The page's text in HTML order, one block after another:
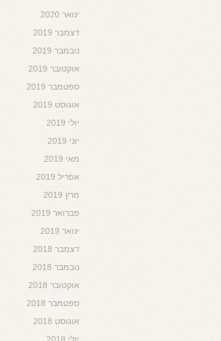
ינואר 2020
דצמבר 2019
נובמבר 2019
אוקטובר 2019
ספטמבר 2019
אוגוסט 2019
יולי 2019
יוני 2019
מאי 2019
אפריל 2019
מרץ 2019
פברואר 2019
ינואר 2019
דצמבר 2018
נובמבר 2018
אוקטובר 2018
ספטמבר 2018
אוגוסט 2018